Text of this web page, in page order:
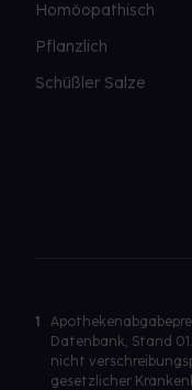
Homöopathisch
Pflanzlich
Schüßler Salze
1
Datenbank, Stand
nicht
gesetzlicher